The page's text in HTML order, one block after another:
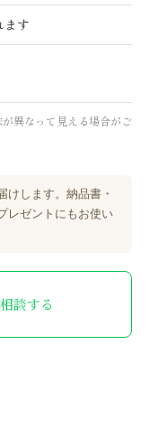
ます
異なって見える場合がご
けします。納品書・
レゼントにもお使い
談する